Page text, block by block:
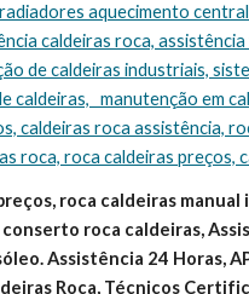
aquecimento
caldeiras roca,
de caldeiras industriais,
manutenção em
caldeiras roca assistência,
roca, roca caldeiras
roca caldeiras
roca caldeiras,
Assistência 24 Horas,
Roca, Técnicos